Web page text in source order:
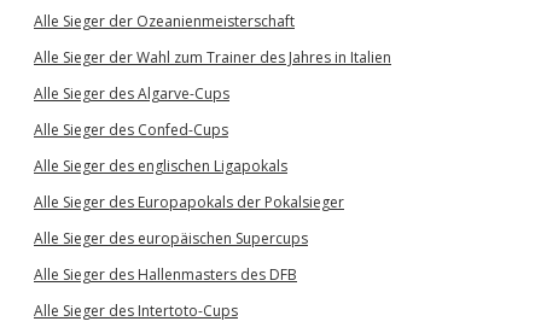
Alle Sieger der Ozeanienmeisterschaft
Alle Sieger der Wahl zum Trainer des Jahres in Italien
Alle Sieger des Algarve-Cups
Alle Sieger des Confed-Cups
Alle Sieger des englischen Ligapokals
Alle Sieger des Europapokals der Pokalsieger
Alle Sieger des europäischen Supercups
Alle Sieger des Hallenmasters des DFB
Alle Sieger des Intertoto-Cups